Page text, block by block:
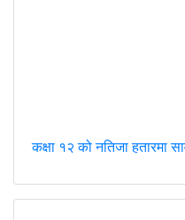
कक्षा १२ को नतिजा हतारमा